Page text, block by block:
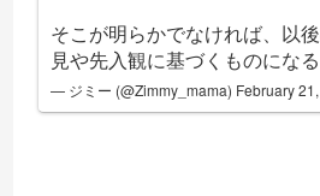
そこが明らかでなければ、以
見や先入観に基づくものになる
— ジミー (@Zimmy_mama) February